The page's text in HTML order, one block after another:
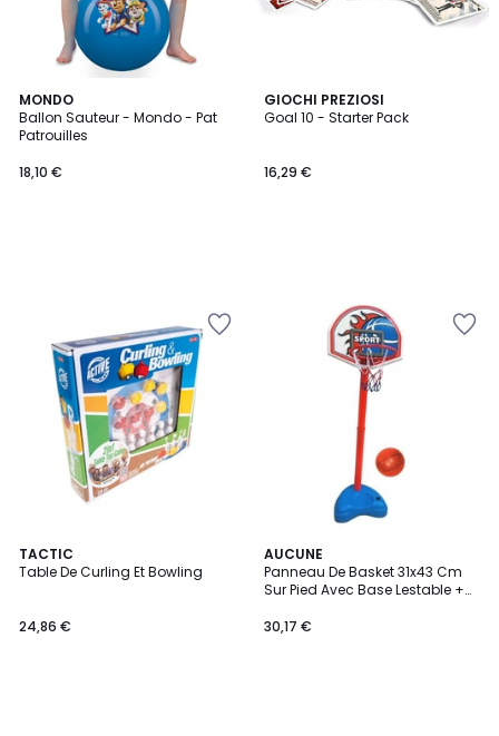
MONDO
Ballon Sauteur - Mondo - Pat
Patrouilles
18,10 €
GIOCHI PREZIOSI
Goal 10 - Starter Pack
16,29 €
TACTIC
Table De Curling Et Bowling
24,86 €
AUCUNE
Panneau De Basket 31x43 Cm
Sur Pied Avec Base Lestable +
30,17 €